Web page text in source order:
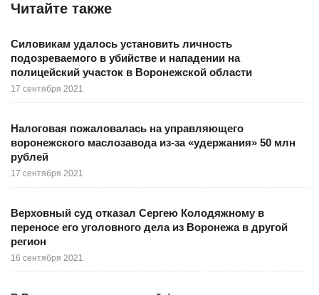
Читайте также
Силовикам удалось установить личность
подозреваемого в убийстве и нападении на
полицейский участок в Воронежской области
17 сентября 2021
Налоговая пожаловалась на управляющего
воронежского маслозавода из-за «удержания» 50 млн
рублей
17 сентября 2021
Верховный суд отказал Сергею Колодяжному в
переносе его уголовного дела из Воронежа в другой
регион
16 сентября 2021